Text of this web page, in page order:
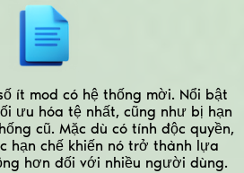
ít mod có hệ thống mời. Nổi bật
ưu hóa tệ nhất, cũng như bị hạn
cũ. Mặc dù có tính độc quyền,
hạn chế khiến nó trở thành lựa
hơn đối với nhiều người dùng.